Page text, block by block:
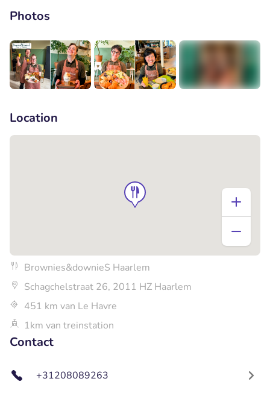
Photos
Location
Brownies&downieS Haarlem
Schagchelstraat 26, 2011 HZ Haarlem
451 km van Le Havre
1km van treinstation
Contact
+31208089263